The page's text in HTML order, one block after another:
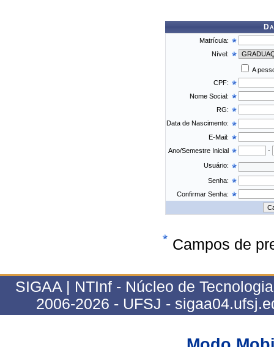
Matrícula:
Nível:
A
CPF:
Nome Social:
RG:
Data de Nascimento:
E-Mail:
Ano/Semestre Inicial
-
Usuário:
Senha:
Confirmar Senha:
Campos de
SIGAA | NTInf - Núcleo de
2006-2026 - UFSJ -